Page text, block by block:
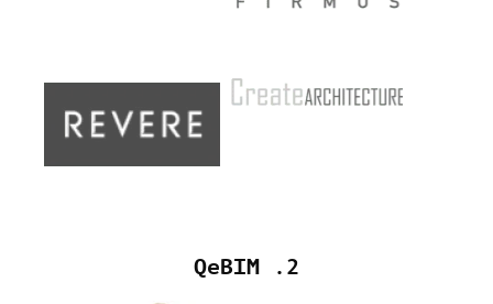
2. QeBIM